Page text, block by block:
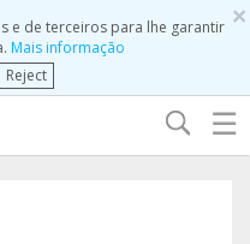
×
e de terceiros para lhe garantir
Mais informação
Reject
☰